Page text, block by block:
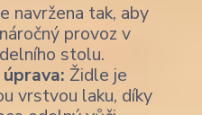
navržena tak, aby
provoz v
stolu.
Židle je
vrstvou laku, díky